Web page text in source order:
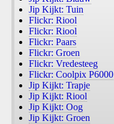
Jip Kijkt: Tuin
Flickr: Riool
Flickr: Riool
Flickr: Paars
Flickr: Groen
Flickr: Vredesteeg
Flickr: Coolpix P6000
Jip Kijkt: Trapje
Jip Kijkt: Riool
Jip Kijkt: Oog
Jip Kijkt: Groen